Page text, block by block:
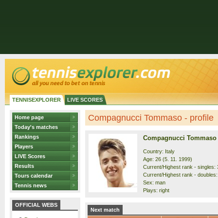
TENNISEXPLORER LIVE SCORES
Home page
Today's matches
Rankings
Players
LIVE Scores
Results
Tours calendar
Tennis news
OFFICIAL WEBS
Compagnucci Tommaso - profile
Compagnucci Tommaso
Country: Italy
Age: 26 (5. 11. 1999)
Current/Highest rank - singles:
Current/Highest rank -
Sex: man
Plays: right
Next match